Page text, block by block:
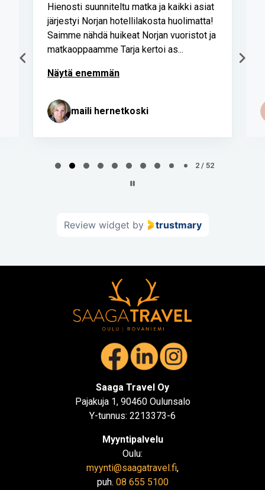
Hienosti suunniteltu matka ja kaikki asiat
järjestyi Norjan hotellilakosta huolimatta!
Saimme nähdä huikeat Norjan vuoristot ja
matkaoppaamme Tarja kertoi as...
Näytä enemmän
maili hernetkoski
2 / 52
Review widget by trustmary
Saaga Travel Oy
Pajakuja 1, 90460 Oulunsalo
Y-tunnus: 2213373-6
Myyntipalvelu
Oulu:
myynti@saagatravel.fi,
puh. 08 655 5100